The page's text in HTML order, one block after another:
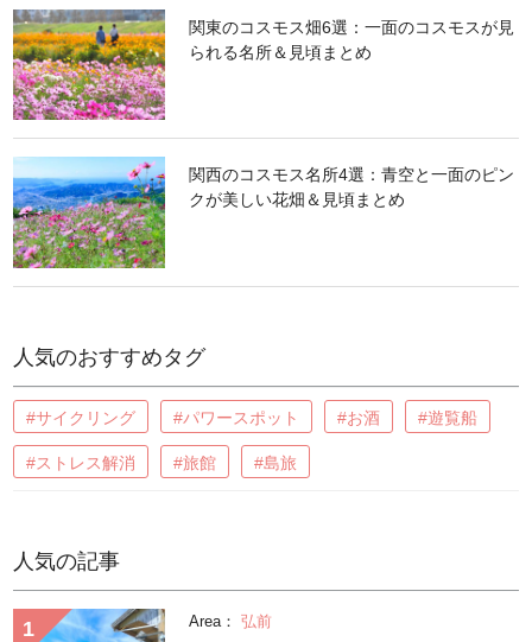
関東のコスモス畑6選：一面のコスモスが見
られる名所＆見頃まとめ
関西のコスモス名所4選：青空と一面のピン
クが美しい花畑＆見頃まとめ
人気のおすすめタグ
#サイクリング #パワースポット #お酒 #遊覧船
#ストレス解消 #旅館 #島旅
人気の記事
Area： 弘前